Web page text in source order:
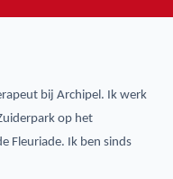
bij Archipel. Ik werk
op het
Fleuriade. Ik ben sinds